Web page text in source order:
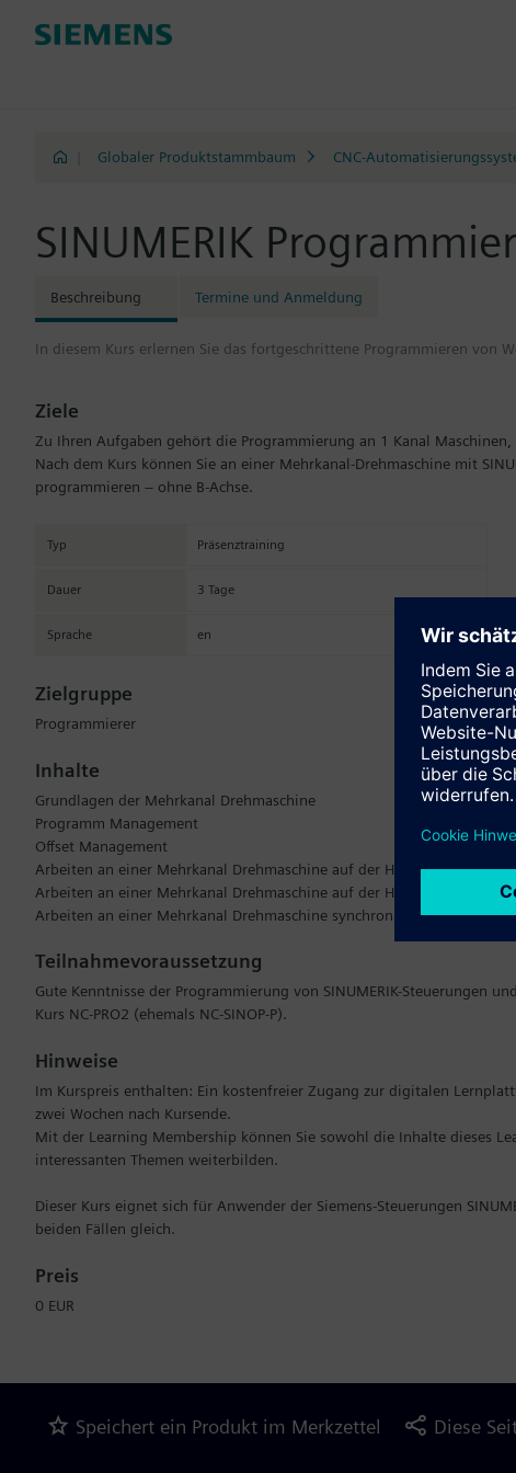
Globaler Produktstammbaum CNC-
SINUMERIK
Beschreibung Termine und Anmeldung
In diesem Kurs erlernen Sie das fortgeschrittene Programmieren von
Ziele
Zu Ihren Aufgaben gehört die Programmierung an 1 Kanal
Nach dem Kurs können Sie an einer Mehrkanal-Drehmaschine mit
programmieren – ohne B-Achse.
Typ Präsenztraining
Dauer 3 Tage
Sprache en
Zielgruppe
Programmierer
Inhalte
Grundlagen der Mehrkanal Drehmaschine
Programm Management
Offset Management
Arbeiten an einer Mehrkanal Drehmaschine auf der Hauptspindel
Arbeiten an einer Mehrkanal Drehmaschine auf der Haupt- und
Arbeiten an einer Mehrkanal Drehmaschine synchron auf der Haupt-
Teilnahmevoraussetzung
Gute Kenntnisse der Programmierung von SINUMERIK-Steuerungen
Kurs NC-PRO2 (ehemals NC-SINOP-P).
Hinweise
Im Kurspreis enthalten: Ein kostenfreier Zugang zur digitalen
zwei Wochen nach Kursende.
Mit der Learning Membership können Sie sowohl die Inhalte dieses
interessanten Themen weiterbilden.
Dieser Kurs eignet sich für Anwender der Siemens-Steuerungen
beiden Fällen gleich.
Preis
0 EUR
Speichert ein Produkt im Merkzettel Diese